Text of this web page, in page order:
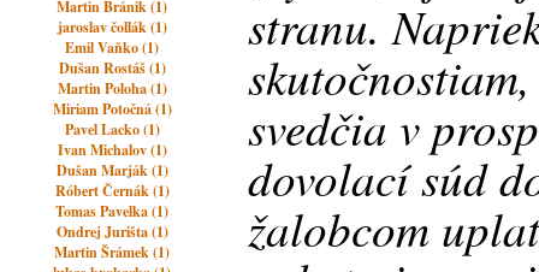
Martin Bránik (1)
jaroslav čollák (1)
Emil Vaňko (1)
Dušan Rostáš (1)
Martin Poloha (1)
Miriam Potočná (1)
Pavel Lacko (1)
Ivan Michalov (1)
Dušan Marják (1)
Róbert Černák (1)
Tomas Pavelka (1)
Ondrej Jurišta (1)
Martin Šrámek (1)
stranu.
svedčia v
dovolací súd
žalobcom